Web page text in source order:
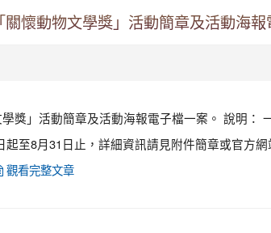
懷動物文學獎」活動簡章及活動海報
獎」活動簡章及活動海報電子檔一案。 說明：
至8月31日止，詳細資訊請見附件簡章或官方網
觀看完整文章